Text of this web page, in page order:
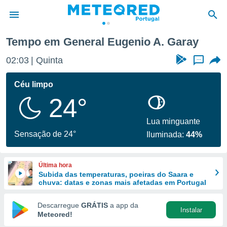
da
foi
fornecidas
a este
das
e
forma
digital
Tempo em General Eugenio A. Garay
02:03 Quinta ...
Céu limpo
24°
Sensação de 24°
Lua minguante
Iluminada:44%
Última hora
Subida das temperaturas, poeiras do Saara e
chuva: datas e zonas mais afetadas em Portugal
Descarregue GRÁTIS a app da
Meteored!
Instalar